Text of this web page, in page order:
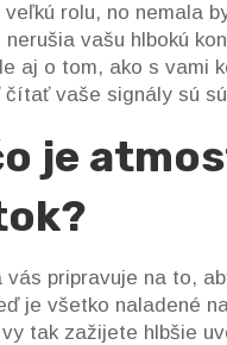
veľkú rolu, no nemala
nerušia vašu hlbokú
aj o tom, ako s vami
čítať vaše signály sú
je
vás pripravuje na to,
je všetko naladené
tak zažijete hlbšie